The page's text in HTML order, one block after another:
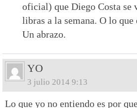
oficial) que Diego Costa se
libras a la semana. O lo
Un abrazo.
YO
3 julio 2014 9:13
Lo que yo no entiendo es por